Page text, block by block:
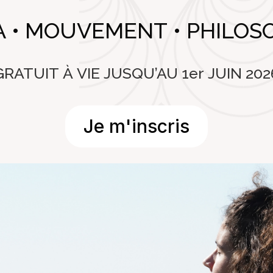
• MOUVEMENT •
À VIE JUSQU’AU 1er JUIN
Je m'inscris